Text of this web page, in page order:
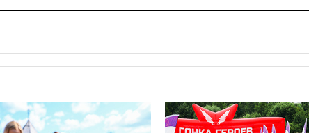
Украины с
свыше 6,5